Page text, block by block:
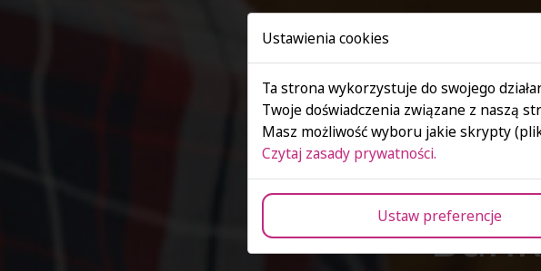
Ustawienia cookies
Ta strona wykorzystuje do swojego
Twoje doświadczenia związane z naszą
Masz możliwość wyboru jakie skrypty
Czytaj zasady prywatności.
Ustaw preferencje